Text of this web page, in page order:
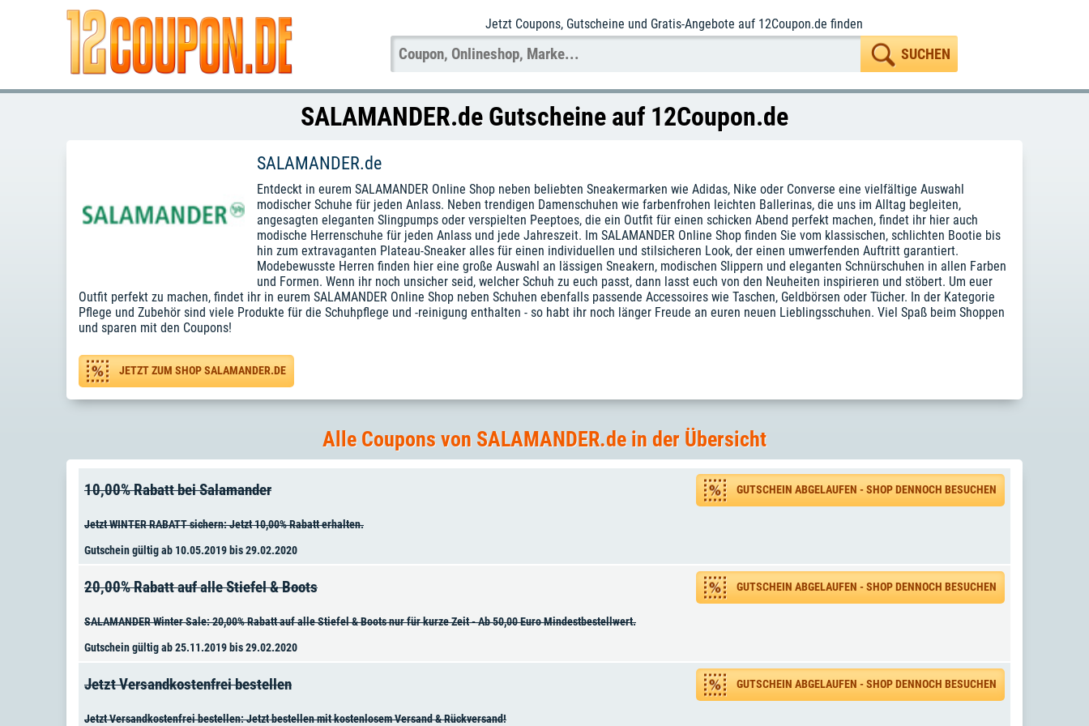
Jetzt Coupons, Gutscheine und Gratis-Angebote auf 12Coupon.de finden
SALAMANDER.de Gutscheine auf 12Coupon.de
SALAMANDER.de
Entdeckt in eurem SALAMANDER Online Shop neben beliebten Sneakermarken wie Adidas, Nike oder Converse eine vielfältige Auswahl
modischer Schuhe für jeden Anlass. Neben trendigen Damenschuhen wie farbenfrohen leichten Ballerinas, die uns im Alltag begleiten,
angesagten eleganten Slingpumps oder verspielten Peeptoes, die ein Outfit für einen schicken Abend perfekt machen, findet ihr hier auch
modische Herrenschuhe für jeden Anlass und jede Jahreszeit. Im SALAMANDER Online Shop finden Sie vom klassischen, schlichten Bootie bis
hin zum extravaganten Plateau-Sneaker alles für einen individuellen und stilsicheren Look, der einen umwerfenden Auftritt garantiert.
Modebewusste Herren finden hier eine große Auswahl an lässigen Sneakern, modischen Slippern und eleganten Schnürschuhen in allen Farben
und Formen. Wenn ihr noch unsicher seid, welcher Schuh zu euch passt, dann lasst euch von den Neuheiten inspirieren und stöbert. Um euer
Outfit perfekt zu machen, findet ihr in eurem SALAMANDER Online Shop neben Schuhen ebenfalls passende Accessoires wie Taschen, Geldbörsen oder Tücher. In der Kategorie
Pflege und Zubehör sind viele Produkte für die Schuhpflege und -reinigung enthalten - so habt ihr noch länger Freude an euren neuen Lieblingsschuhen. Viel Spaß beim Shoppen
und sparen mit den Coupons!
JETZT ZUM SHOP SALAMANDER.DE
Alle Coupons von SALAMANDER.de in der Übersicht
10,00% Rabatt bei Salamander GUTSCHEIN ABGELAUFEN - SHOP DENNOCH BESUCHEN
Jetzt WINTER RABATT sichern: Jetzt 10,00% Rabatt erhalten.
Gutschein gültig ab 10.05.2019 bis 29.02.2020
20,00% Rabatt auf alle Stiefel & Boots GUTSCHEIN ABGELAUFEN - SHOP DENNOCH BESUCHEN
SALAMANDER Winter Sale: 20,00% Rabatt auf alle Stiefel & Boots nur für kurze Zeit - Ab 50,00 Euro Mindestbestellwert.
Gutschein gültig ab 25.11.2019 bis 29.02.2020
Jetzt Versandkostenfrei bestellen GUTSCHEIN ABGELAUFEN - SHOP DENNOCH BESUCHEN
Jetzt Versandkostenfrei bestellen: Jetzt bestellen mit kostenlosem Versand & Rückversand!